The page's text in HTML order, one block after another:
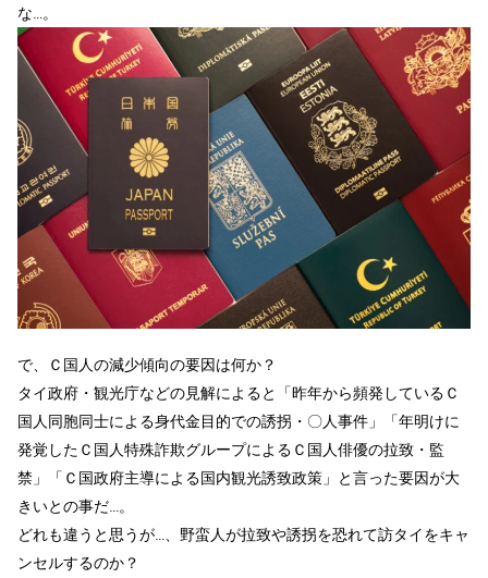
な…。
で、Ｃ国人の減少傾向の要因は何か？
タイ政府・観光庁などの見解によると「昨年から頻発しているＣ
国人同胞同士による身代金目的での誘拐・〇人事件」「年明けに
発覚したＣ国人特殊詐欺グループによるＣ国人俳優の拉致・監
禁」「Ｃ国政府主導による国内観光誘致政策」と言った要因が大
きいとの事だ…。
どれも違うと思うが…、野蛮人が拉致や誘拐を恐れて訪タイをキャ
ンセルするのか？